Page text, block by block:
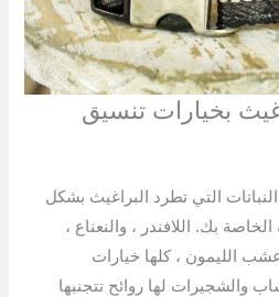
بخيارات تنسيق
التي تطرد البراغيث بشكل
بك. اللافندر ، والنعناع ،
الليمون ، كلها خيارات
والشجيرات لها روائح تتجنبها